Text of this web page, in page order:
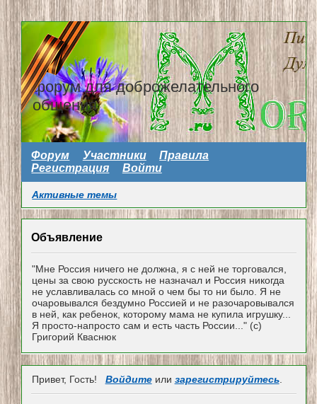
форум для доброжелательного
общения
Форум Участники
Правила
Регистрация
Войти
Активные темы
Объявление
"Мне Россия ничего не должна, я с ней не торговался,
цены за свою русскость не назначал и Россия никогда
не уславливалась со мной о чем бы то ни было. Я не
очаровывался бездумно Россией и не разочаровывался
в ней, как ребенок, которому мама не купила игрушку...
Я просто-напросто сам и есть часть России..." (с)
Григорий Кваснюк
Привет, Гость! Войдитеили зарегистрируйтесь.